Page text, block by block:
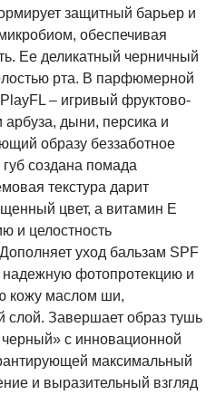
защитный барьер и
обеспечивая
Ее деликатный черничный
рта. В парфюмерной
– игривый фруктово-
арбуза, дыни, персика и
образу беззаботное
создана помада
текстура дарит
цвет, а витамин Е
и целостность
уход бальзам SPF
надежную фотопротекцию и
кожу маслом ши,
слой. Завершает образ тушь
с инновационной
максимальный
и выразительный взгляд